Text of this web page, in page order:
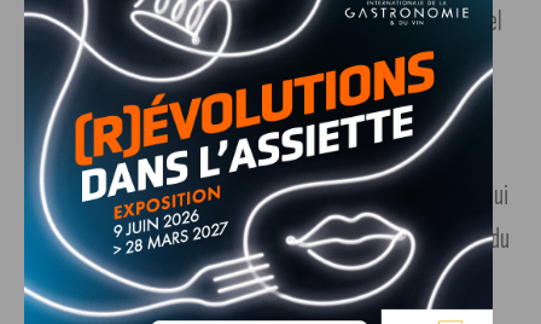
des lycées professionnels qui sont coûteux selon Emmanuel
Macron qui veut diminuer la part d’enseignement, en
appliquant une logique d’assignation géographique et
sociale ». Il dénonce « une casse de l’enseignement
professionnel en mettant fin à un tronc commun général qui
permet la poursuite d’études, le développement de l’individu
(pour accéder aux BTS, par exemple) ».